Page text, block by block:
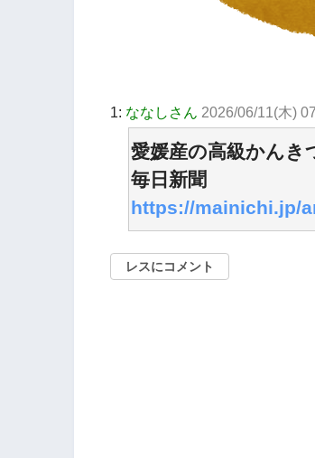
1: ななしさん 2026/06/11(木)
愛媛産の高級かん
毎日新聞
https://mainichi.jp/
レスにコメント